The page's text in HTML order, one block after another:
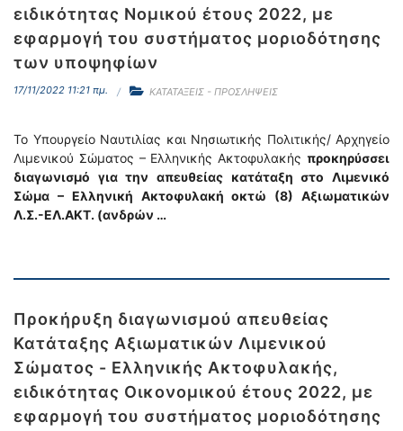
ειδικότητας Νομικού έτους 2022, με
εφαρμογή του συστήματος μοριοδότησης
των υποψηφίων
17/11/2022 11:21 πμ. ΚΑΤΑΤΑΞΕΙΣ - ΠΡΟΣΛΗΨΕΙΣ
Το Υπουργείο Ναυτιλίας και Νησιωτικής Πολιτικής/ Αρχηγείο
Λιμενικού Σώματος – Ελληνικής Ακτοφυλακής προκηρύσσει
διαγωνισμό για την απευθείας κατάταξη στο Λιμενικό
Σώμα – Ελληνική Ακτοφυλακή οκτώ (8) Αξιωματικών
Λ.Σ.-ΕΛ.ΑΚΤ. (ανδρών …
Προκήρυξη διαγωνισμού απευθείας
Κατάταξης Αξιωματικών Λιμενικού
Σώματος - Ελληνικής Ακτοφυλακής,
ειδικότητας Οικονομικού έτους 2022, με
εφαρμογή του συστήματος μοριοδότησης